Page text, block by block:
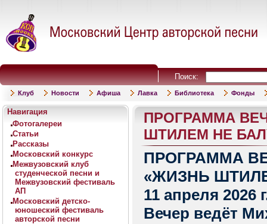
Поиск:
Клуб Новости Афиша Лавка Библиотека Фонды
Навигация
Фотогалереи
Статьи
Рассказы
Московский конкурс
Межвузовский клуб
студенческой песни и
Межвузовский фестиваль
АП
Московский детско-
юношеский фестиваль
авторской песни
ПРОГРАММА
ШТИЛЕМ НЕ
ПРОГРАММА
«ЖИЗНЬ
11 апреля 2026
Вечер ведёт